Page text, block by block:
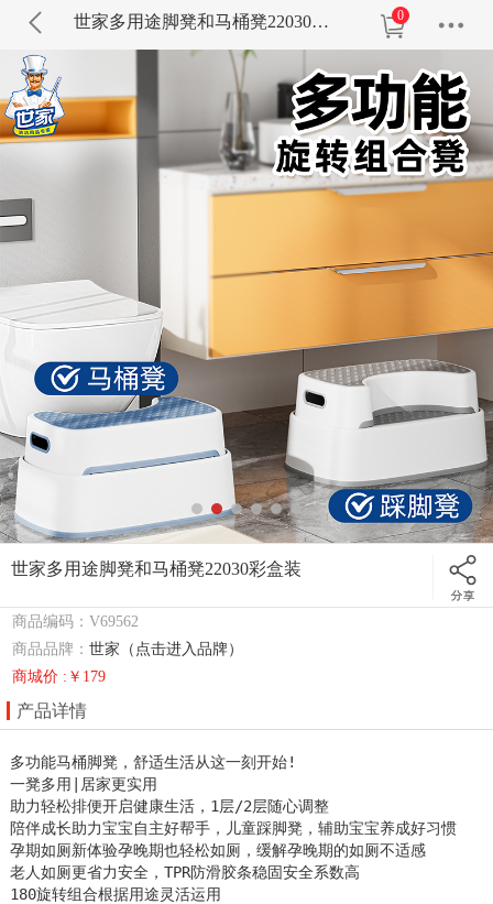
世家多用途脚凳和马桶凳22030彩盒装 0
世家多用途脚凳和马桶凳22030彩盒装
商品编码：V69562
商品品牌：世家（点击进入品牌）
商城价 :￥179
产品详情
多功能马桶脚凳，舒适生活从这一刻开始!
一凳多用|居家更实用
助力轻松排便开启健康生活，1层/2层随心调整
陪伴成长助力宝宝自主好帮手，儿童踩脚凳，辅助宝宝养成好习惯
孕期如厕新体验孕晚期也轻松如厕，缓解孕晚期的如厕不适感
老人如厕更省力安全，TPR防滑胶条稳固安全系数高
180旋转组合根据用途灵活运用